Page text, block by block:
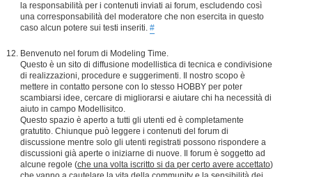
la responsabilità per i contenuti inviati ai forum, escludendo così
una corresponsabilità del moderatore che non esercita in questo
caso alcun potere sui testi inseriti. #
Benvenuto nel forum di Modeling Time.
Questo è un sito di diffusione modellistica di tecnica e condivisione
di realizzazioni, procedure e suggerimenti. Il nostro scopo è
mettere in contatto persone con lo stesso HOBBY per poter
scambiarsi idee, cercare di migliorarsi e aiutare chi ha necessità di
aiuto in campo Modellisitco.
Questo spazio è aperto a tutti gli utenti ed è completamente
gratutito. Chiunque può leggere i contenuti del forum di
discussione mentre solo gli utenti registrati possono rispondere a
discussioni già aperte o iniziarne di nuove. Il forum è soggetto ad
alcune regole (che una volta iscritto si da per certo avere accettato)